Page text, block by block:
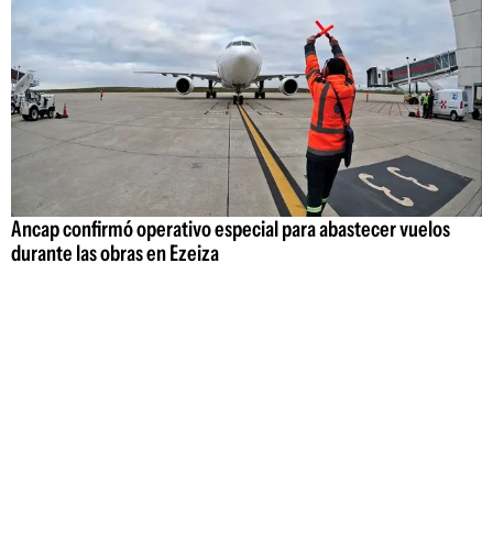
Ancap confirmó operativo especial para abastecer vuelos
durante las obras en Ezeiza